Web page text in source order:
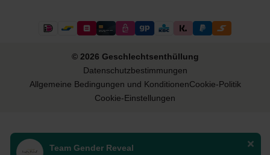
© 2026 Geschlechtsenthüllung
Datenschutzbestimmungen
Allgemeine Bedingungen und KonditionenCookie-Politik
Cookie-Einstellungen
Team Gender Reveal